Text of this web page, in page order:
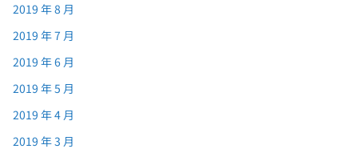
2019 年 8 月
2019 年 7 月
2019 年 6 月
2019 年 5 月
2019 年 4 月
2019 年 3 月